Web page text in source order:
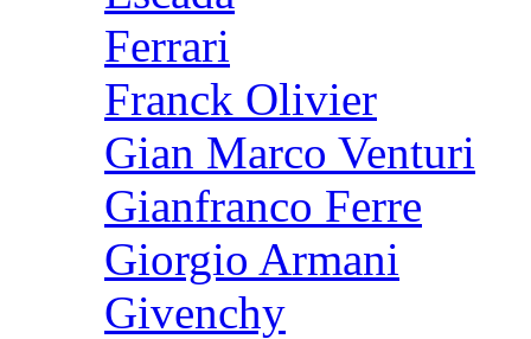
Ferrari
Franck Olivier
Gian Marco Venturi
Gianfranco Ferre
Giorgio Armani
Givenchy